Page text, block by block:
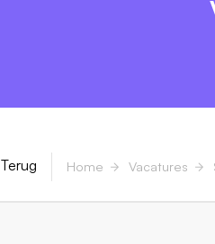
Terug Home Vacatures